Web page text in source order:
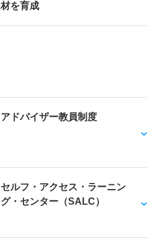
材を育成
アドバイザー教員制度
セルフ・アクセス・ラーニン
グ・センター（SALC）